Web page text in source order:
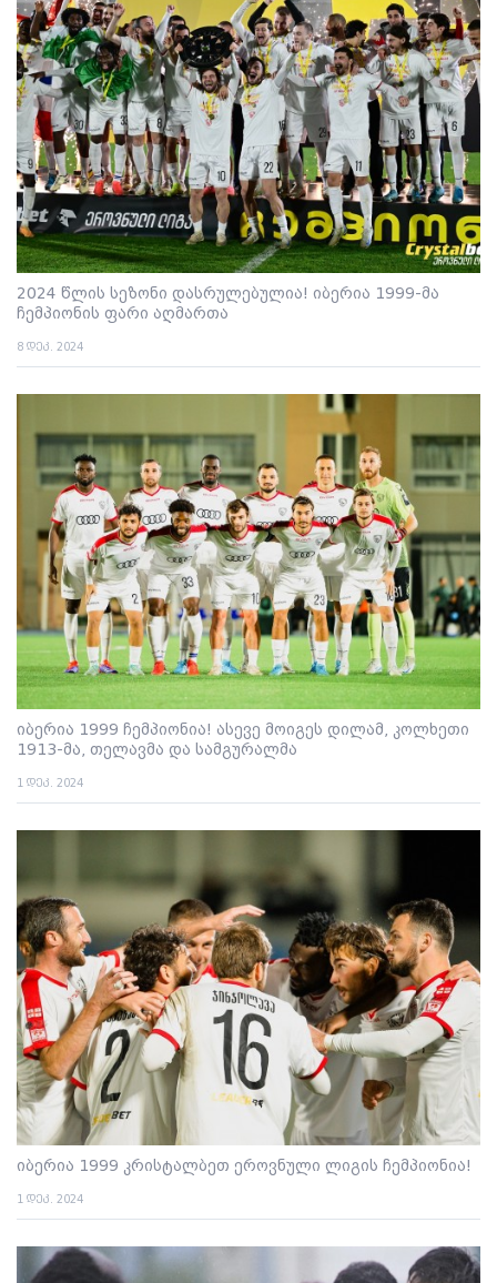
2024 წლის სეზონი დასრულებულია! იბერია 1999-მა
ჩემპიონის ფარი აღმართა
8 დეკ. 2024
იბერია 1999 ჩემპიონია! ასევე მოიგეს დილამ, კოლხეთი
1913-მა, თელავმა და სამგურალმა
1 დეკ. 2024
იბერია 1999 კრისტალბეთ ეროვნული ლიგის ჩემპიონია!
1 დეკ. 2024